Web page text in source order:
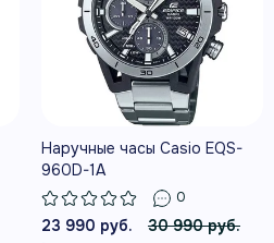
Наручные часы Casio EQS-
960D-1A
0
23 990 руб.
30 990 руб.